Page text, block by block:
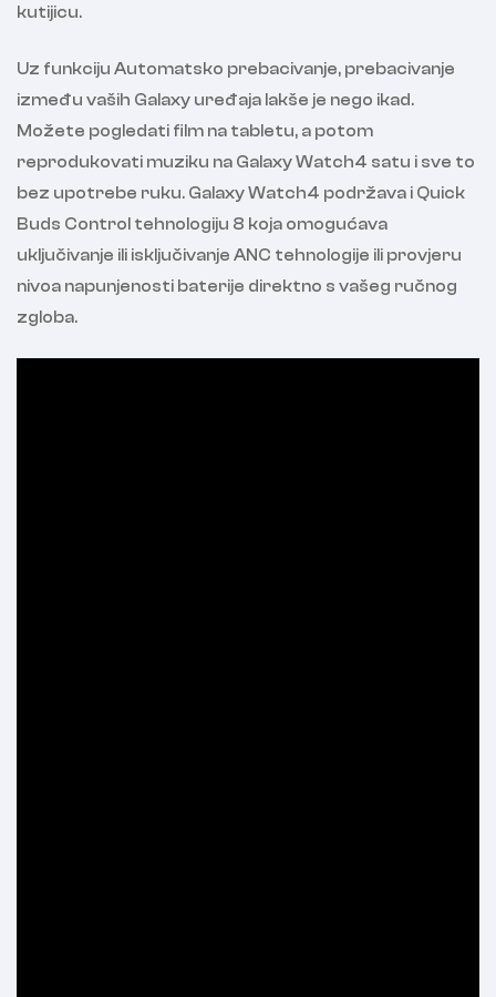
kutijicu.
Uz funkciju Automatsko prebacivanje, prebacivanje
između vaših Galaxy uređaja lakše je nego ikad.
Možete pogledati film na tabletu, a potom
reprodukovati muziku na Galaxy Watch4 satu i sve to
bez upotrebe ruku. Galaxy Watch4 podržava i Quick
Buds Control tehnologiju 8 koja omogućava
uključivanje ili isključivanje ANC tehnologije ili provjeru
nivoa napunjenosti baterije direktno s vašeg ručnog
zgloba.